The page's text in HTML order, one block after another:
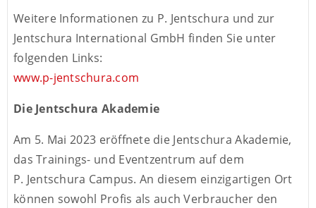
Weitere Informationen zu P. Jentschura und zur
Jentschura International GmbH finden Sie unter
folgenden Links:
www.p-jentschura.com
Die Jentschura Akademie
Am 5. Mai 2023 eröffnete die Jentschura Akademie,
das Trainings- und Eventzentrum auf dem
P. Jentschura Campus. An diesem einzigartigen Ort
können sowohl Profis als auch Verbraucher den